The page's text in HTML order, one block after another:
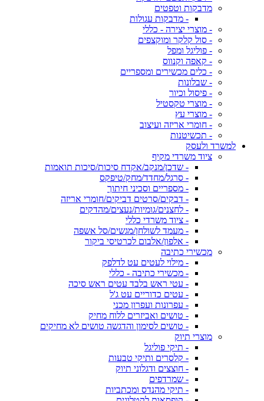
מדבקות וטפטים
- מדבקות עגולות
- מוצרי יצירה - כללי
- סול קלקר ומוקצפים
- פוליגל ומפל
- קאפה וקנווס
- כלים מכשירים ומספריים
- שבלונות
- פיסול וכיור
- מוצרי טקסטיל
- מוצרי עץ
- חומרי אריזה ועיצוב
- תכשיטנות
למשרד ולעסק
ציוד משרדי מקיף
- שדכן/מנקב/אקדח סיכות/סיכות תואמות
- סרגל/מחדד/מחק/טיפקס
- מספריים וסכיני חיתוך
- דבקים/סרטים דביקים/חומרי אריזה
- לחצנים/גומיות/נעצים/מהדקים
- ציוד משרדי כללי
- מעמד לשולחן/מגשים/סל אשפה
- אלפון/אלבום לכרטיסי ביקור
מכשירי כתיבה
- מילוי לעטים עט לדלפק
- מכשירי כתיבה - כללי
- עטי ראש בלבד עטים ראש סיכה
- עטים כדוריים עט ג'ל
- עפרונות ועפרון מכני
- טושים ואביזרים ללוח מחיק
- טושים לסימון והדגשה טושים לא מחיקים
מוצרי תיוק
- תיקי פוליגל
- קלסרים ותיקי טבעות
- חוצצים ודגלוני תיוק
- שמרדפים
- תיקי מהנדס ומכתביות